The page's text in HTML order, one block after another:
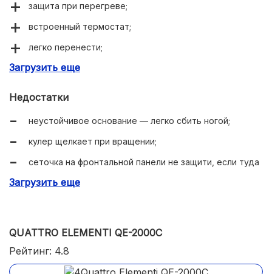
защита при перегреве;
встроенный термостат;
легко перенести;
красивый дизайн с ручкой.
Загрузить еще
Недостатки
неустойчивое основание — легко сбить ногой;
кулер щелкает при вращении;
сеточка на фронтальной панели не защити, если туда
Загрузить еще
QUATTRO ELEMENTI QE-2000C
Рейтинг: 4.8